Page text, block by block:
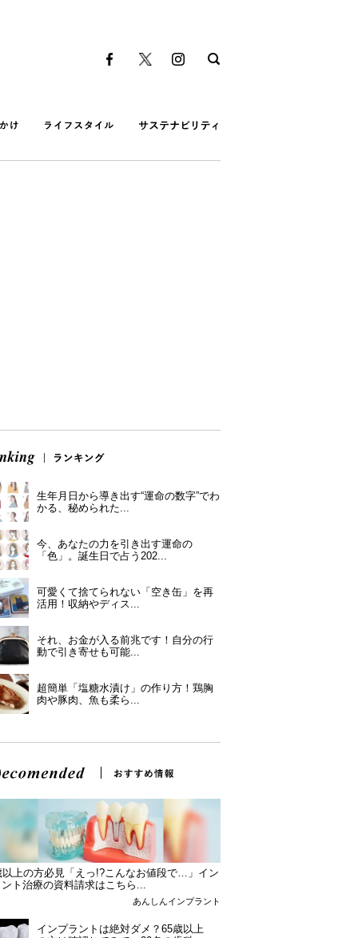
生年月日から導き出す“運命の数字”でわ
かる、秘められた...
今、あなたの力を引き出す運命の
「色」。誕生日で占う202...
可愛くて捨てられない「空き缶」を再
活用！収納やディス...
それ、お金が入る前兆です！自分の行
動で引き寄せも可能...
超簡単「塩糖水漬け」の作り方！鶏胸
肉や豚肉、魚も柔ら...
以上の方必見「えっ!?こんなお値段で…」イン
ト治療の資料請求はこちら...
あんしんインプラント
インプラントは絶対ダメ？65歳以上